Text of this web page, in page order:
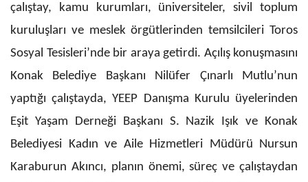
çalıştay, kamu kurumları, üniversiteler, sivil toplum
kuruluşları ve meslek örgütlerinden temsilcileri Toros
Sosyal Tesisleri’nde bir araya getirdi. Açılış konuşmasını
Konak Belediye Başkanı Nilüfer Çınarlı Mutlu’nun
yaptığı çalıştayda, YEEP Danışma Kurulu üyelerinden
Eşit Yaşam Derneği Başkanı S. Nazik Işık ve Konak
Belediyesi Kadın ve Aile Hizmetleri Müdürü Nursun
Karaburun Akıncı, planın önemi, süreç ve çalıştaydan